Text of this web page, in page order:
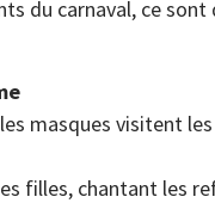
du carnaval, ce
masques visitent
filles, chantant les